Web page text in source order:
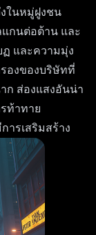
ในหมู่ฝูงชน
กนต่อต้าน และ
ฏ และความมุ่ง
องของบริษัทที่
ก ส่องแสงอันน่า
ท้าทาย
ารเสริมสร้าง